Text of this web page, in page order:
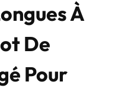
À
De
Pour